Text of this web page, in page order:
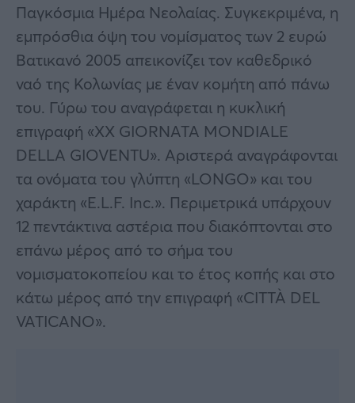
Παγκόσμια Ημέρα Νεολαίας. Συγκεκριμένα, η
εμπρόσθια όψη του νομίσματος των 2 ευρώ
Βατικανό 2005 απεικονίζει τον καθεδρικό
ναό της Κολωνίας με έναν κομήτη από πάνω
του. Γύρω του αναγράφεται η κυκλική
επιγραφή «XX GIORNATA MONDIALE
DELLA GIOVENTU». Αριστερά αναγράφονται
τα ονόματα του γλύπτη «LONGO» και του
χαράκτη «E.L.F. Inc.». Περιμετρικά υπάρχουν
12 πεντάκτινα αστέρια που διακόπτονται στο
επάνω μέρος από το σήμα του
νομισματοκοπείου και το έτος κοπής και στο
κάτω μέρος από την επιγραφή «CITTÀ DEL
VATICANO».